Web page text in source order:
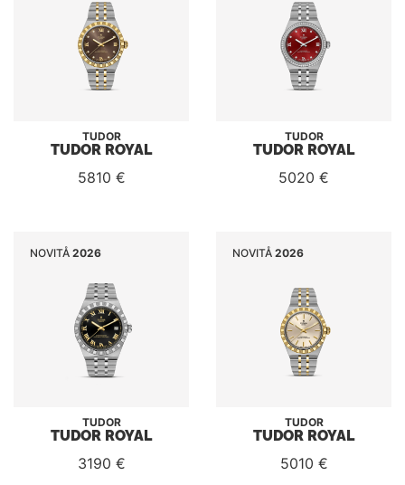
TUDOR
TUDOR ROYAL
5810 €
TUDOR
TUDOR ROYAL
5020 €
NOVITÅ 2026
TUDOR
TUDOR ROYAL
3190 €
NOVITÅ 2026
TUDOR
TUDOR ROYAL
5010 €